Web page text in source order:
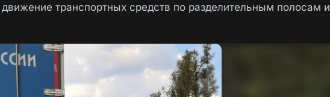
транспортных средств по разделительным полосам и